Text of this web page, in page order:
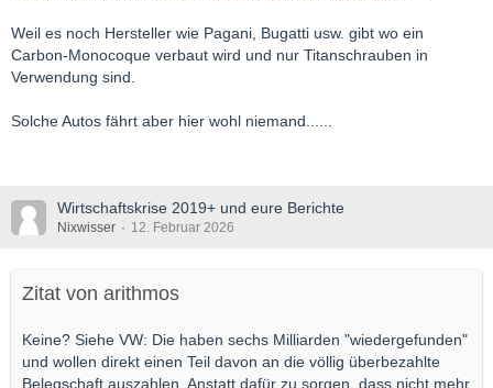
Weil es noch Hersteller wie Pagani, Bugatti usw. gibt wo ein
Carbon-Monocoque verbaut wird und nur Titanschrauben in
Verwendung sind.
Solche Autos fährt aber hier wohl niemand......
Wirtschaftskrise 2019+ und eure Berichte
Nixwisser 12. Februar 2026
Zitat von arithmos
Keine? Siehe VW: Die haben sechs Milliarden "wiedergefunden"
und wollen direkt einen Teil davon an die völlig überbezahlte
Belegschaft auszahlen. Anstatt dafür zu sorgen, dass nicht mehr